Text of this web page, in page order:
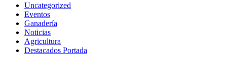
Uncategorized
Eventos
Ganadería
Noticias
Agricultura
Destacados Portada